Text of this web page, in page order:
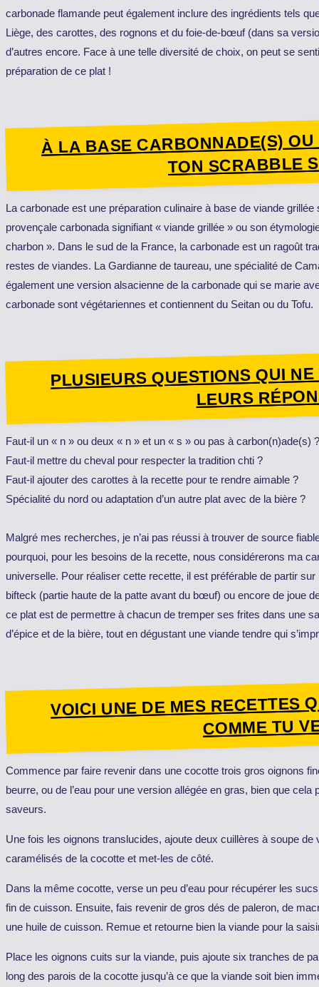
carbonade flamande peut également inclure des ingrédients tels
Liège, des carottes, des rognons et du foie-de-bœuf (dans sa
d’autres encore. Face à une telle diversité de choix, on peut se
préparation de ce plat !
À LA BASE CARBONNADE(S)
TON SCRABBLE
La carbonade est une préparation culinaire à base de viande
provençale carbonada signifiant « viande grillée » ou son
charbon ». Dans le sud de la France, la carbonade est un ragoût
restes de viandes. La Gardianne de taureau, une spécialité de
également une version alsacienne de la carbonade qui se marie
carbonade sont végétariennes et contiennent du Seitan ou du Tofu.
PLUSIEURS QUESTIONS QUI
LEURS
Faut-il un « n » ou deux « n » et un « s » ou pas à carbon(n)ade(s) ?
Faut-il mettre du cheval pour respecter la tradition chti ?
Faut-il ajouter des carottes à la recette pour te rendre aimable ?
Spécialité du nord ou adaptation d’un autre plat avec de la bière ?
Malgré mes recherches, je n’ai pas réussi à trouver de source
pourquoi, pour les besoins de la recette, nous considérerons ma
universelle. Pour réaliser cette recette, il est préférable de partir
bifteck (partie haute de la patte avant du bœuf) ou encore de joue
ce plat est de permettre à chacun de tremper ses frites dans une
d’épice et de la bière, tout en dégustant une viande tendre qui
VOICI UNE DE MES RECETTES
COMME TU
Commence par faire revenir dans une cocotte trois gros oignons
beurre, ou de l’eau pour une version allégée en gras, bien que
saveurs.
Une fois les oignons translucides, ajoute deux cuillères à soupe
caramélisés de la cocotte et met-les de côté.
Dans la même cocotte, verse un peu d’eau pour récupérer les
fin de cuisson. Ensuite, fais revenir de gros dés de paleron, de
une huile de cuisson. Remue et retourne bien la viande pour la
Place les oignons cuits sur la viande, puis ajoute six tranches de
long des parois de la cocotte jusqu’à ce que la viande soit bien